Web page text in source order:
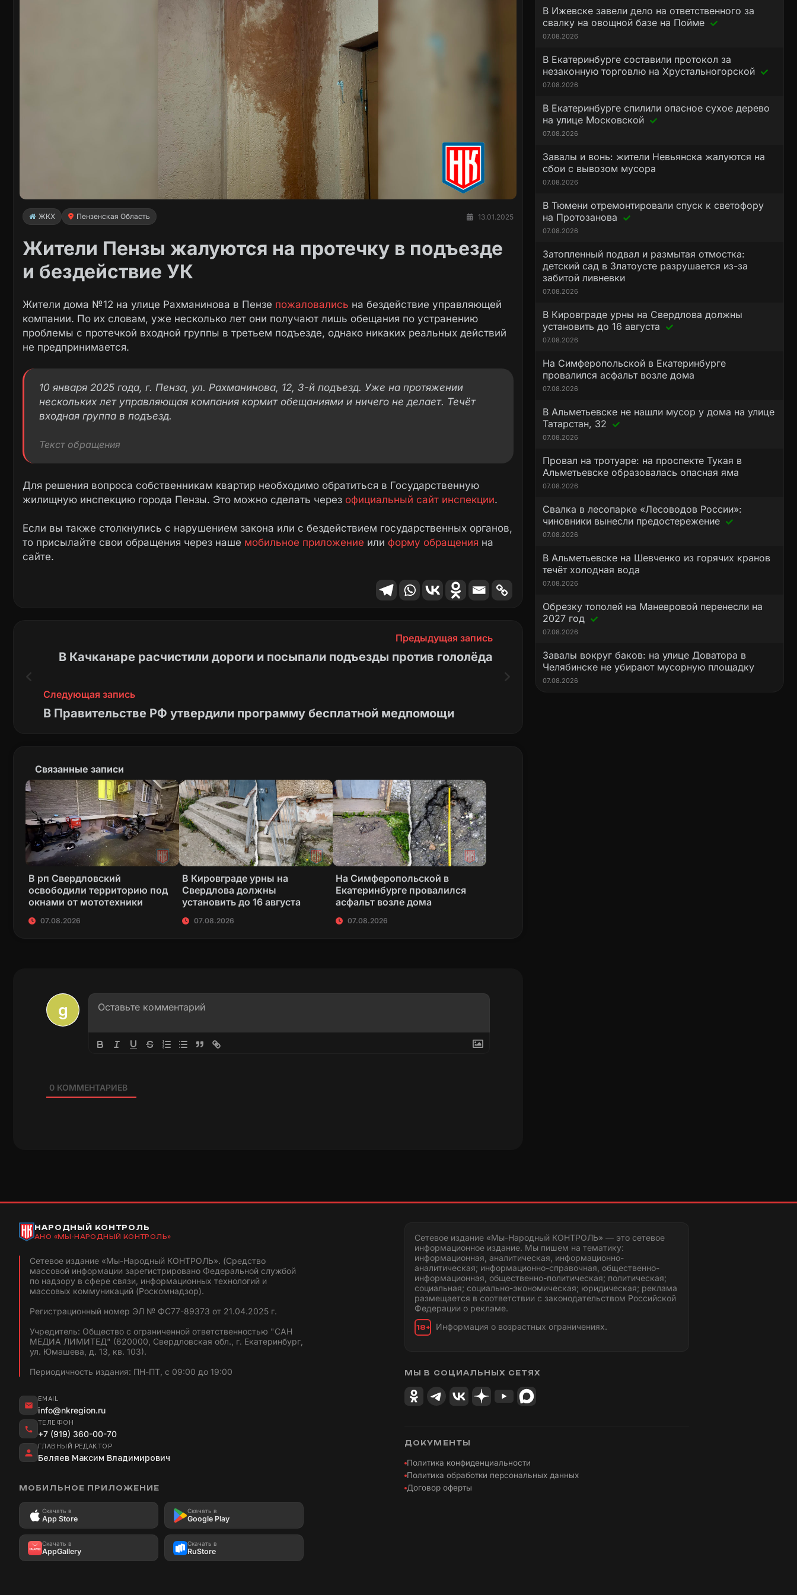
ЖКХ Пензенская Область 13.01.2025
Жители Пензы жалуются на протечку в подъезде
и бездействие УК
Жители дома №12 на улице Рахманинова в Пензе пожаловались на бездействие управляющей
компании. По их словам, уже несколько лет они получают лишь обещания по устранению
проблемы с протечкой входной группы в третьем подъезде, однако никаких реальных действий
не предпринимается.
10 января 2025 года, г. Пенза, ул. Рахманинова, 12, 3-й подъезд. Уже на протяжении
нескольких лет управляющая компания кормит обещаниями и ничего не делает. Течёт
входная группа в подъезд.
Текст обращения
Для решения вопроса собственникам квартир необходимо обратиться в Государственную
жилищную инспекцию города Пензы. Это можно сделать через официальный сайт инспекции.
Если вы также столкнулись с нарушением закона или с бездействием государственных органов,
то присылайте свои обращения через наше мобильное приложение или форму обращения на
сайте.
Предыдущая запись
В Качканаре расчистили дороги и посыпали подъезды против гололёда
Следующая запись
В Правительстве РФ утвердили программу бесплатной медпомощи
Связанные записи
В рп Свердловский
освободили территорию под
окнами от мототехники
07.08.2026
В Кировграде урны на
Свердлова должны
установить до 16 августа
07.08.2026
На Симферопольской в
Екатеринбурге провалился
асфальт возле дома
07.08.2026
0КОММЕНТАРИЕВ
В Ижевске завели дело на ответственного за
свалку на овощной базе на Пойме
07.08.2026
В Екатеринбурге составили протокол за
незаконную торговлю на Хрустальногорской
07.08.2026
В Екатеринбурге спилили опасное сухое дерево
на улице Московской
07.08.2026
Завалы и вонь: жители Невьянска жалуются на
сбои с вывозом мусора
07.08.2026
В Тюмени отремонтировали спуск к светофору
на Протозанова
07.08.2026
Затопленный подвал и размытая отмостка:
детский сад в Златоусте разрушается из-за
забитой ливневки
07.08.2026
В Кировграде урны на Свердлова должны
установить до 16 августа
07.08.2026
На Симферопольской в Екатеринбурге
провалился асфальт возле дома
07.08.2026
В Альметьевске не нашли мусор у дома на улице
Татарстан, 32
07.08.2026
Провал на тротуаре: на проспекте Тукая в
Альметьевске образовалась опасная яма
07.08.2026
Свалка в лесопарке «Лесоводов России»:
чиновники вынесли предостережение
07.08.2026
В Альметьевске на Шевченко из горячих кранов
течёт холодная вода
07.08.2026
Обрезку тополей на Маневровой перенесли на
2027 год
07.08.2026
Завалы вокруг баков: на улице Доватора в
Челябинске не убирают мусорную площадку
07.08.2026
НАРОДНЫЙ КОНТРОЛЬ
АНО «МЫ-НАРОДНЫЙ КОНТРОЛЬ»
Сетевое издание «Мы-Народный КОНТРОЛЬ». (Средство
массовой информации зарегистрировано Федеральной службой
по надзору в сфере связи, информационных технологий и
массовых коммуникаций (Роскомнадзор).
Регистрационный номер ЭЛ № ФС77-89373 от 21.04.2025 г.
Учредитель: Общество с ограниченной ответственностью "САН
МЕДИА ЛИМИТЕД" (620000, Свердловская обл., г. Екатеринбург,
ул. Юмашева, д. 13, кв. 103).
Периодичность издания: ПН-ПТ, с 09:00 до 19:00
EMAIL
info@nkregion.ru
ТЕЛЕФОН
+7 (919) 360-00-70
ГЛАВНЫЙ РЕДАКТОР
Беляев Максим Владимирович
МОБИЛЬНОЕ ПРИЛОЖЕНИЕ
Скачать в
App Store
Скачать в
Google Play
Скачать в
AppGallery
Скачать в
RuStore
Сетевое издание «Мы-Народный КОНТРОЛЬ» — это сетевое
информационное издание. Мы пишем на тематику:
информационная, аналитическая, информационно-
аналитическая; информационно-справочная, общественно-
информационная, общественно-политическая; политическая;
социальная; социально-экономическая; юридическая; реклама
размещается в соответствии с законодательством Российской
Федерации о рекламе.
18+ Информация о возрастных ограничениях.
МЫ В СОЦИАЛЬНЫХ СЕТЯХ
ДОКУМЕНТЫ
Политика конфиденциальности
Политика обработки персональных данных
Договор оферты